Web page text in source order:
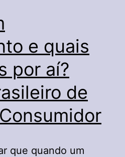
e quais
por aí?
de
que quando um